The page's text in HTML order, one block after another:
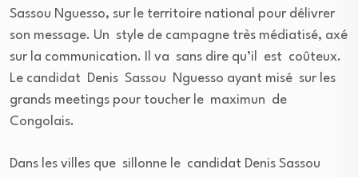
Sassou Nguesso, sur le territoire national pour délivrer
son message. Un style de campagne très médiatisé, axé
sur la communication. Il va sans dire qu’il est coûteux.
Le candidat Denis Sassou Nguesso ayant misé sur les
grands meetings pour toucher le maximun de
Congolais.
Dans les villes que sillonne le candidat Denis Sassou